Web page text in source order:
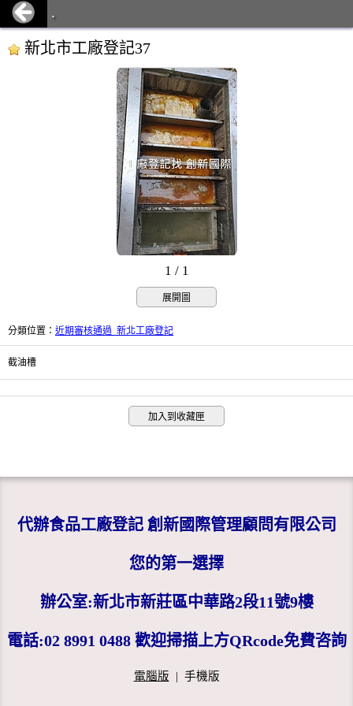
.
新北市工廠登記37
1 / 1
展開圖
分類位置 ： 近期審核通過_新北工廠登記
截油槽
加入到收藏匣
代辦食品工廠登記 創新國際管理顧問有限公司
您的第一選擇
辦公室:新北市新莊區中華路2段11號9樓
電話:02 8991 0488 歡迎掃描上方QRcode免費咨詢
電腦版 | 手機版